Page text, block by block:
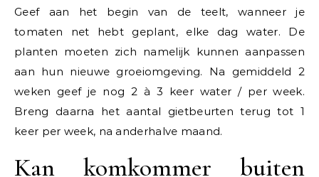
Geef aan het begin van de teelt, wanneer je
tomaten net hebt geplant, elke dag water. De
planten moeten zich namelijk kunnen aanpassen
aan hun nieuwe groeiomgeving. Na gemiddeld 2
weken geef je nog 2 à 3 keer water / per week.
Breng daarna het aantal gietbeurten terug tot 1
keer per week, na anderhalve maand.
Kan komkommer buiten